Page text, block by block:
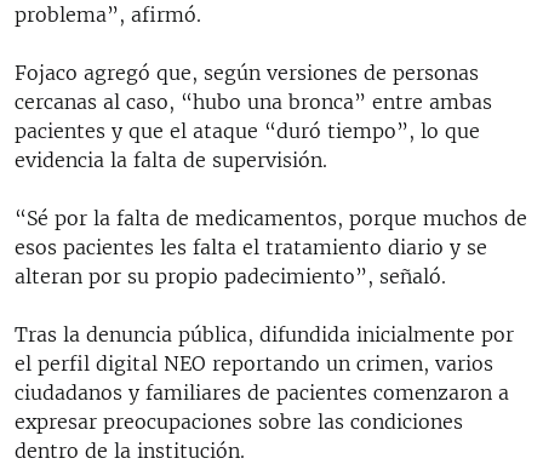
problema”, afirmó.
Fojaco agregó que, según versiones de personas
cercanas al caso, “hubo una bronca” entre ambas
pacientes y que el ataque “duró tiempo”, lo que
evidencia la falta de supervisión.
“Sé por la falta de medicamentos, porque muchos de
esos pacientes les falta el tratamiento diario y se
alteran por su propio padecimiento”, señaló.
Tras la denuncia pública, difundida inicialmente por
el perfil digital NEO reportando un crimen, varios
ciudadanos y familiares de pacientes comenzaron a
expresar preocupaciones sobre las condiciones
dentro de la institución.